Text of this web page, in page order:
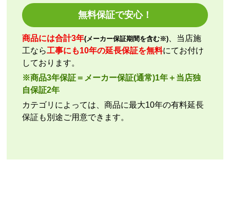
欲しい商品をスムーズに注文できましたか？
ショップからの連絡や対応は適切でしたか？
いいえ
予定の期日までに商品が届きましたか？
商品の梱包は必要十分なものでしたか？
はい
またこのショップを利用したいですか？
いいえ
無料保証で安心！
商品には合計3年(メーカー保証期間を含む※) 、当店施
工なら工事にも10年の延長保証を無料にてお付け
しております。
※商品3年保証＝メーカー保証(通常)1年＋当店独
自保証2年
カテゴリによっては、商品に最大10年の有料延長
保証も別途ご用意できます。